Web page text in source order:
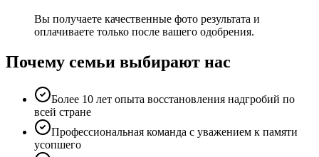
Вы получаете качественные фото результата и
оплачиваете только после вашего одобрения.
Почему семьи выбирают нас
Более 10 лет опыта восстановления надгробий по
всей стране
Профессиональная команда с уважением к памяти
усопшего